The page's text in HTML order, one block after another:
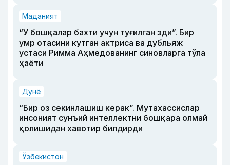
Маданият
“У бошқалар бахти учун туғилган эди”. Бир
умр отасини кутган актриса ва дубльяж
устаси Римма Аҳмедованинг синовларга тўла
ҳаёти
Дунё
“Бир оз секинлашиш керак”. Мутахассислар
инсоният сунъий интеллектни бошқара олмай
қолишидан хавотир билдирди
Ўзбекистон